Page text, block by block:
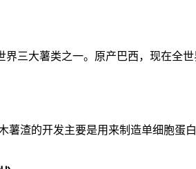
界三大薯类之一。原产巴西，现在全
薯渣的开发主要是用来制造单细胞